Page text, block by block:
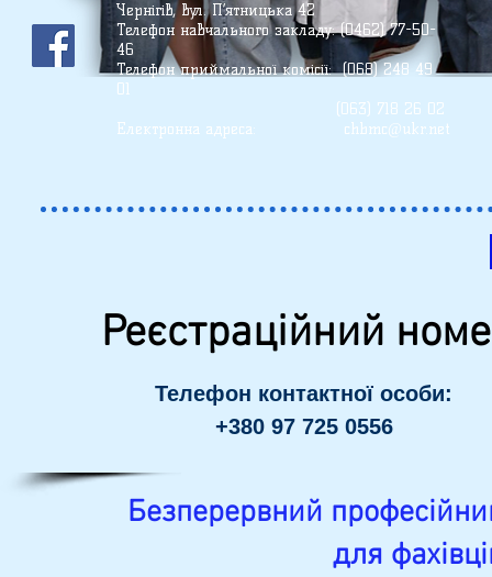
Чернігів, вул. П’ятницька 42
Телефон навчального закладу: (0462) 77-50-
46
Телефон приймальної комісії: (068) 248 49
01
(О63) 718 26 02
Електронна адреса: chbmc@ukr.net
Реєстраційний
Телефон контактної особи:
+380 97 725 0556
Безперервний
для